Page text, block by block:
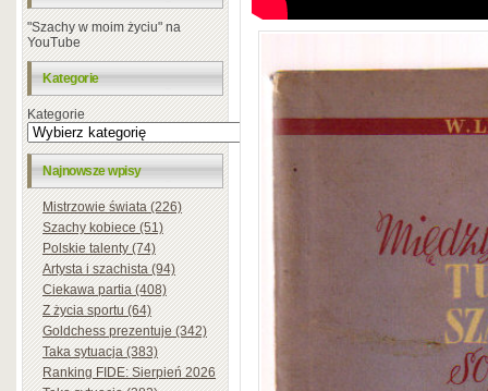
"Szachy w moim życiu" na
YouTube
Kategorie
Kategorie
Najnowsze wpisy
Mistrzowie świata (226)
Szachy kobiece (51)
Polskie talenty (74)
Artysta i szachista (94)
Ciekawa partia (408)
Z życia sportu (64)
Goldchess prezentuje (342)
Taka sytuacja (383)
Ranking FIDE: Sierpień 2026